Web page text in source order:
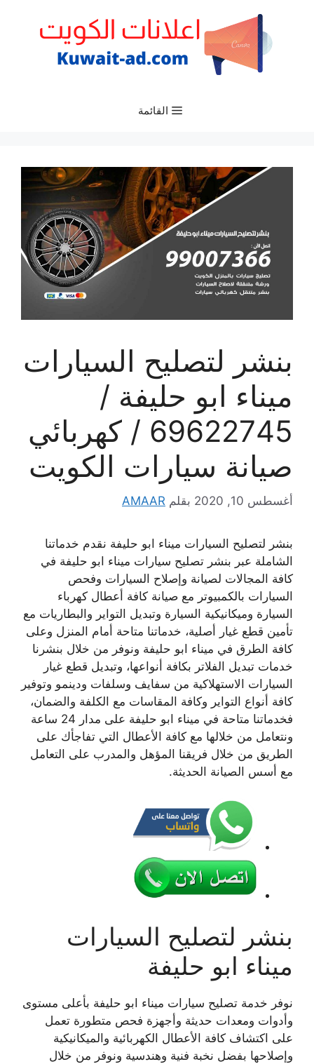
القائمة
بنشر لتصليح السيارات
ميناء ابو حليفة /
69622745 / كهربائي
صيانة سيارات الكويت
أغسطس 10, 2020 بقلم AMAAR
بنشر لتصليح السيارات ميناء ابو حليفة نقدم خدماتنا
الشاملة عبر بنشر تصليح سيارات ميناء ابو حليفة في
كافة المجالات لصيانة وإصلاح السيارات وفحص
السيارات بالكمبيوتر مع صيانة كافة أعطال كهرباء
السيارة وميكانيكية السيارة وتبديل التواير والبطاريات مع
تأمين قطع غيار أصلية، خدماتنا متاحة أمام المنزل وعلى
كافة الطرق في ميناء ابو حليفة ونوفر من خلال بنشرنا
خدمات تبديل الفلاتر بكافة أنواعها، وتبديل قطع غيار
السيارات الاستهلاكية من سفايف وسلفات ودينمو وتوفير
كافة أنواع التواير وكافة المقاسات مع الكلفة والضمان،
فخدماتنا متاحة في ميناء ابو حليفة على مدار 24 ساعة
ونتعامل من خلالها مع كافة الأعطال التي تفاجأك على
الطريق من خلال فريقنا المؤهل والمدرب على التعامل
مع أسس الصيانة الحديثة.
بنشر لتصليح السيارات
ميناء ابو حليفة
نوفر خدمة تصليح سيارات ميناء ابو حليفة بأعلى مستوى
وأدوات ومعدات حديثة وأجهزة فحص متطورة تعمل
على اكتشاف كافة الأعطال الكهربائية والميكانيكية
وإصلاحها بفضل نخبة فنية وهندسية ونوفر من خلال